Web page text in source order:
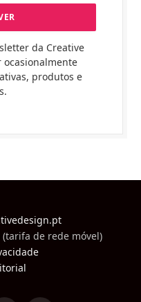
da Creative
ocasionalmente
produtos e
(tarifa de rede móvel)